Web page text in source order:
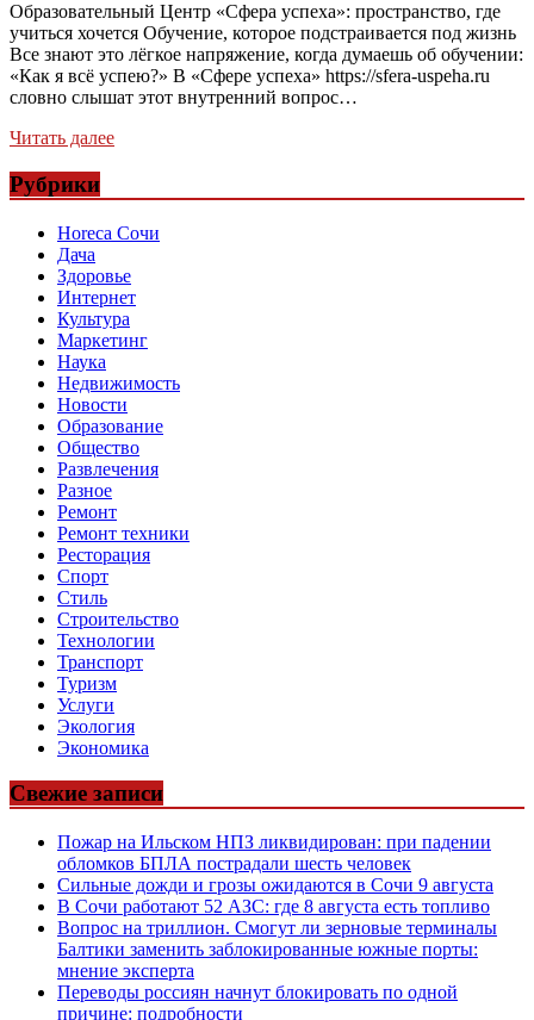
Образовательный Центр «Сфера успеха»: пространство, где
учиться хочется Обучение, которое подстраивается под жизнь
Все знают это лёгкое напряжение, когда думаешь об обучении:
«Как я всё успею?» В «Сфере успеха» https://sfera-uspeha.ru
словно слышат этот внутренний вопрос…
Читать далее
Рубрики
Horeca Сочи
Дача
Здоровье
Интернет
Культура
Маркетинг
Наука
Недвижимость
Новости
Образование
Общество
Развлечения
Разное
Ремонт
Ремонт техники
Ресторация
Спорт
Стиль
Строительство
Технологии
Транспорт
Туризм
Услуги
Экология
Экономика
Свежие записи
Пожар на Ильском НПЗ ликвидирован: при падении
обломков БПЛА пострадали шесть человек
Сильные дожди и грозы ожидаются в Сочи 9 августа
В Сочи работают 52 АЗС: где 8 августа есть топливо
Вопрос на триллион. Смогут ли зерновые терминалы
Балтики заменить заблокированные южные порты:
мнение эксперта
Переводы россиян начнут блокировать по одной
причине: подробности